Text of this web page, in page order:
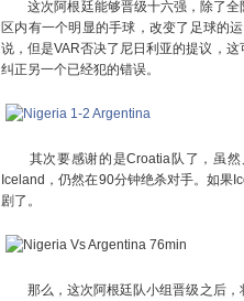
这次阿根廷能够晋级十六强，除了全
区内有一个明显的手球，改变了足球的
说，但是VAR否决了尼日利亚的提议，
纠正另一个已经犯的错误。
其次要感谢的是Croatia队了，虽然
Iceland，仍然在90分钟绝杀对手。如果
剧了。
那么，这次阿根廷队小组晋级之后，